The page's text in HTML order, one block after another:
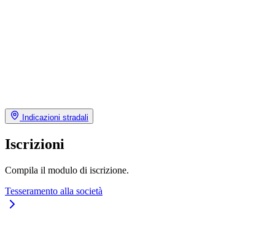
Indicazioni stradali
Iscrizioni
Compila il modulo di iscrizione.
Tesseramento alla società